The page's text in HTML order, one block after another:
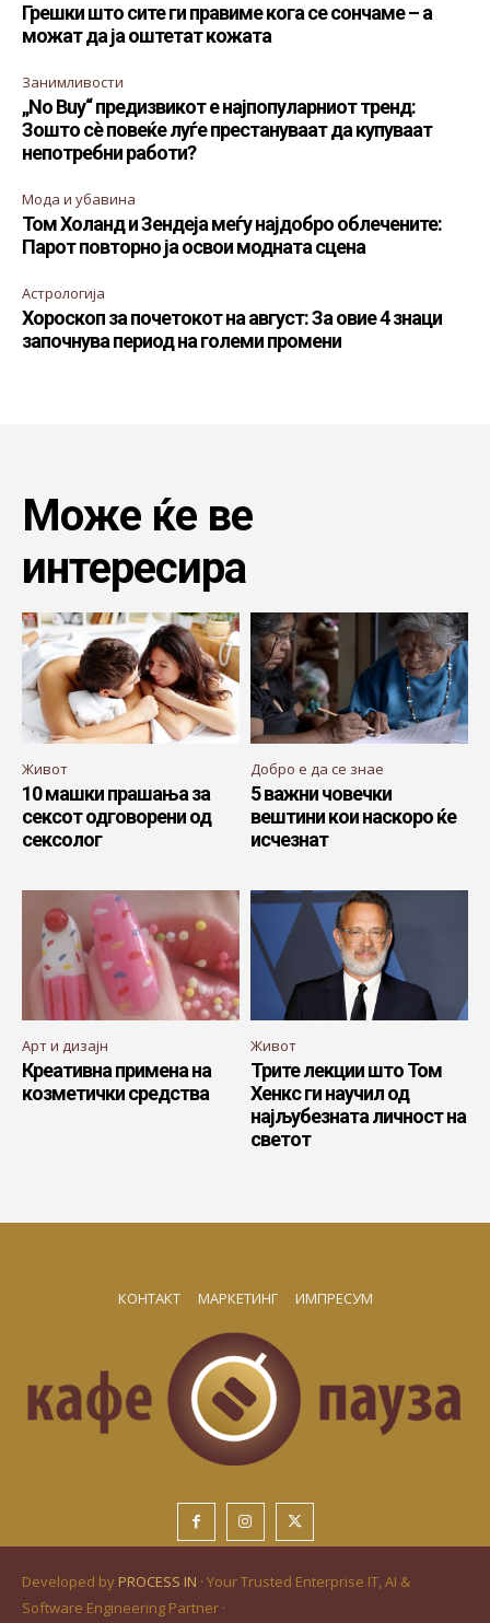
Грешки што сите ги правиме кога се сончаме – а
можат да ја оштетат кожата
Занимливости
„No Buy“ предизвикот е најпопуларниот тренд:
Зошто сè повеќе луѓе престануваат да купуваат
непотребни работи?
Мода и убавина
Том Холанд и Зендеја меѓу најдобро облечените:
Парот повторно ја освои модната сцена
Астрологија
Хороскоп за почетокот на август: За овие 4 знаци
започнува период на големи промени
Може ќе ве
интересира
Живот
10 машки прашања за
сексот одговорени од
сексолог
Добро е да се знае
5 важни човечки
вештини кои наскоро ќе
исчезнат
Арт и дизајн
Креативна примена на
козметички средства
Живот
Трите лекции што Том
Хенкс ги научил од
најљубезната личност на
светот
КОНТАКТ МАРКЕТИНГ ИМПРЕСУМ
Developed by PROCESS IN · Your Trusted Enterprise IT, AI &
Software Engineering Partner ·